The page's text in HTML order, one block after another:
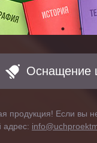
Оснащение
продукция! Если
адрес: